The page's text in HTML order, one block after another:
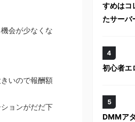
会が少なくな
いので報酬額
ョンがだだ下
すめはコ
たサーバ
初心者エ
DMMア